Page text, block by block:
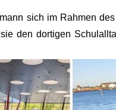
sich im Rahmen
den dortigen